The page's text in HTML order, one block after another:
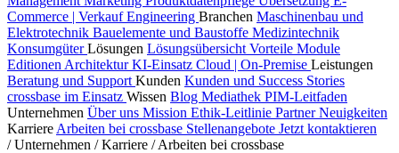
Commerce | VerkaufEngineering Branchen Maschinenbau und
Elektrotechnik Bauelemente und Baustoffe Medizintechnik
KonsumgüterLösungen Lösungsübersicht Vorteile Module
Editionen ArchitekturKI-Einsatz Cloud | On-Premise Leistungen
Beratung und Support Kunden Kunden und Success Stories
crossbase im Einsatz Wissen Blog Mediathek PIM-Leitfaden
Unternehmen Über uns Mission Ethik-Leitlinie PartnerNeuigkeiten
Karriere Arbeiten bei crossbase Stellenangebote Jetzt kontaktieren
/ Unternehmen / Karriere / Arbeiten bei crossbase